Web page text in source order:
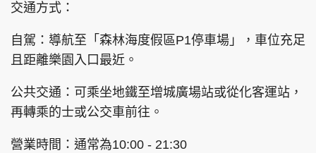
交通方式：
自駕：導航至「森林海度假區P1停車場」，車位充足
且距離樂園入口最近。
公共交通：可乘坐地鐵至增城廣場站或從化客運站，
再轉乘的士或公交車前往。
營業時間：通常為10:00 - 21:30